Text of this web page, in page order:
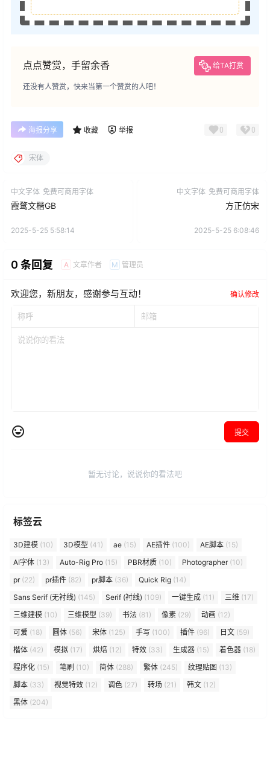
点点赞赏，手留余香 给TA打赏
还没有人赞赏，快来当第一个赞赏的人吧！
海报分享 收藏 举报 0 0
宋体
中文字体 免费可商用字体
霞鹜文楷GB
2025-5-25 5:58:14
中文字体 免费可商用字体
方正仿宋
2025-5-25 6:08:46
0 条回复 A 文章作者 M 管理员
欢迎您，新朋友，感谢参与互动！ 确认修改
提交
暂无讨论，说说你的看法吧
标签云
3D建模 (10) 3D模型 (41) ae (15) AE插件 (100) AE脚本 (15)
AI字体 (13) Auto-Rig Pro (15) PBR材质 (10) Photographer(10)
pr(22) pr插件 (82) pr脚本 (36) Quick Rig (14)
Sans Serif (无衬线) (145) Serif (衬线) (109) 一键生成 (11) 三维 (17)
三维建模 (10) 三维模型 (39) 书法 (81) 像素 (29) 动画 (12)
可爱 (18) 圆体 (56) 宋体 (125) 手写 (100) 插件 (96) 日文 (59)
楷体 (42) 模拟 (17) 烘焙 (12) 特效 (33) 生成器 (15) 着色器 (18)
程序化 (15) 笔刷 (10) 简体 (288) 繁体 (245) 纹理贴图 (13)
脚本 (33) 视觉特效 (12) 调色 (27) 转场 (21) 韩文 (12)
黑体 (204)